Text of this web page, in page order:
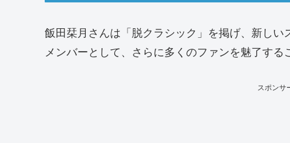
飯田栞月さんは「脱クラシック」を掲げ、新し
メンバーとして、さらに多くのファンを魅了する
スポンサ